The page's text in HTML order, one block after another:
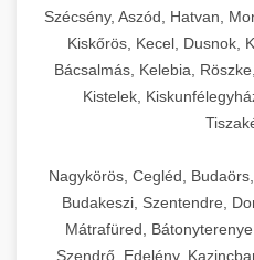
Szécsény, Aszód, Hatvan,
Kiskőrös, Kecel, Dusnok,
Bácsalmás, Kelebia,
Kistelek,
Nagykörös, Cegléd,
Budakeszi, Szentendre,
Mátrafüred,
Szendrő, Edelény,